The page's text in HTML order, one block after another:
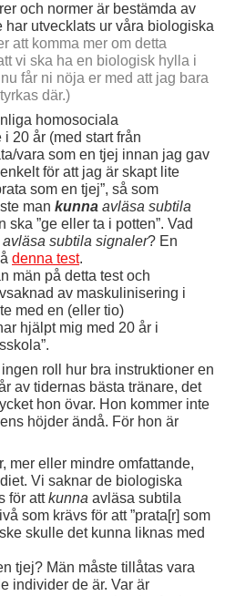
och normer är bestämda av
utvecklats ur våra biologiska
att komma mer om detta
vi ska ha en biologisk hylla i
får ni nöja er med att jag bara
där.)
homosociala
20 år (med start från
vara som en tjej innan jag gav
för att jag är skapt lite
som en tjej”, så som
man kunna avläsa subtila
ska ”ge eller ta i potten”. Vad
avläsa subtila signaler? En
denna test.
män på detta test och
av maskulinisering i
med en (eller tio)
hjälpt mig med 20 år i
roll hur bra instruktioner en
av tidernas bästa tränare, det
hon övar. Hon kommer inte
höjder ändå. För hon är
mer eller mindre omfattande,
Vi saknar de biologiska
för attkunna avläsa subtila
som krävs för att ”prata[r] som
skulle det kunna liknas med
tjej? Män måste tillåtas vara
individer de är. Var är